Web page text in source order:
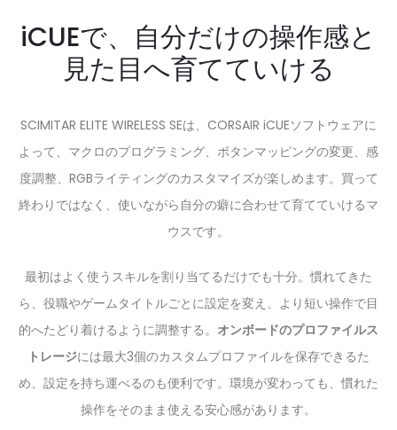
iCUEで、自分だけの操作感と
見た目へ育てていける
SCIMITAR ELITE WIRELESS SEは、CORSAIR iCUEソフトウェアに
よって、マクロのプログラミング、ボタンマッピングの変更、感
度調整、RGBライティングのカスタマイズが楽しめます。買って
終わりではなく、使いながら自分の癖に合わせて育てていけるマ
ウスです。
最初はよく使うスキルを割り当てるだけでも十分。慣れてきた
ら、役職やゲームタイトルごとに設定を変え、より短い操作で目
的へたどり着けるように調整する。 オンボードのプロファイルス
トレージには最大3個のカスタムプロファイルを保存できるた
め、設定を持ち運べるのも便利です。環境が変わっても、慣れた
操作をそのまま使える安心感があります。